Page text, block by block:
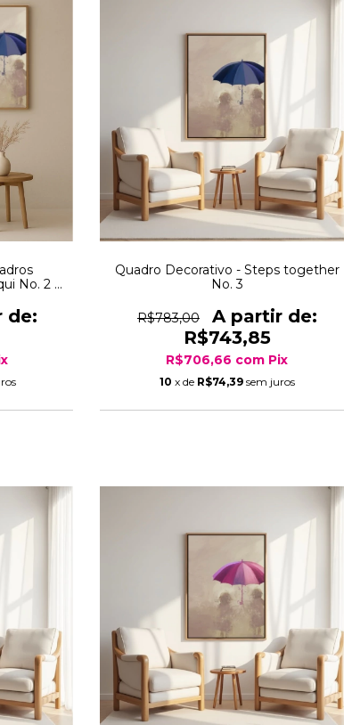
No. 2 +
Quadro Decorativo - Steps together
No. 3
R$783,00
R$743,85
R$706,66 com Pix
10 x de R$74,39 sem juros